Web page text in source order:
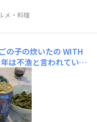
メ・料理
の子の炊いたの WITH
は不漁と言われていた
に並んでいませんで
早速買い求め炊き
うが良いのですが、炊
て次の日（今日の夜）